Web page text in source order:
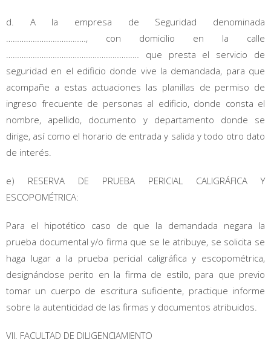
d. A la empresa de Seguridad denominada
………………………………, con domicilio en la calle
…………………………………………………… que presta el servicio de
seguridad en el edificio donde vive la demandada, para que
acompañe a estas actuaciones las planillas de permiso de
ingreso frecuente de personas al edificio, donde consta el
nombre, apellido, documento y departamento donde se
dirige, así como el horario de entrada y salida y todo otro dato
de interés.
e) RESERVA DE PRUEBA PERICIAL CALIGRÁFICA Y
ESCOPOMÉTRICA:
Para el hipotético caso de que la demandada negara la
prueba documental y/o firma que se le atribuye, se solicita se
haga lugar a la prueba pericial caligráfica y escopométrica,
designándose perito en la firma de estilo, para que previo
tomar un cuerpo de escritura suficiente, practique informe
sobre la autenticidad de las firmas y documentos atribuidos.
VII. FACULTAD DE DILIGENCIAMIENTO